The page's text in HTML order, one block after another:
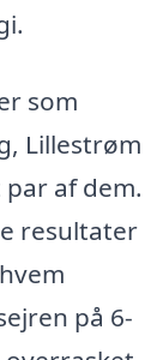
som
Lillestrøm
af dem.
resultater
på 6-